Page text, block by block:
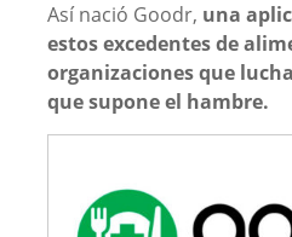
Así nació Goodr, una
estos excedentes de
organizaciones que
que supone el hambre.